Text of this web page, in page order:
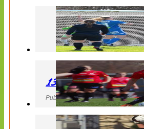
130427 LB 07 –
Publicerad 27 April 2013, 22:40